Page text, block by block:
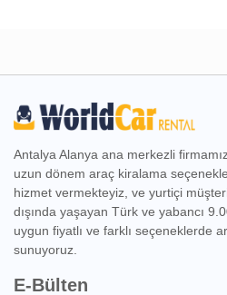
Antalya Alanya ana merkezli
uzun dönem araç kiralama
hizmet vermekteyiz, ve yurtiçi
dışında yaşayan Türk ve yabancı
uygun fiyatlı ve farklı seçeneklerde
sunuyoruz.
E-Bülten